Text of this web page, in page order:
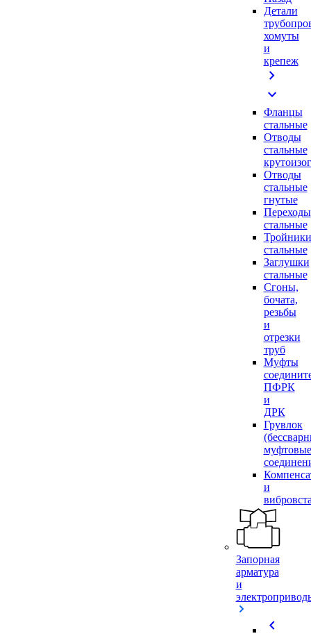
Детали
хомуты
и
крепеж
chevron_right
expand_more
Фланцы
стальные
Отводы
стальные
Отводы
стальные
гнутые
Переходы
стальные
Тройники
стальные
Заглушки
стальные
Сгоны,
бочата,
резьбы
и
отрезки
труб
Муфты
ПФРК
и
ДРК
Грувлок
муфтовые
и
Запорная
арматура
и
chevron_left